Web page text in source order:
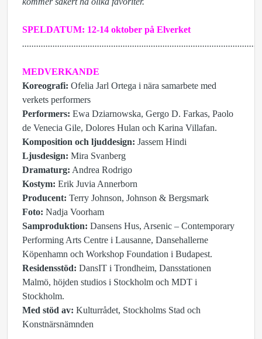
SPELDATUM: 12-14 oktober på Elverket
MEDVERKANDE
Koreografi: Ofelia Jarl Ortega i nära samarbete med
verkets performers
Performers: Ewa Dziarnowska, Gergo D. Farkas, Paolo
de Venecia Gile, Dolores Hulan och Karina Villafan.
Komposition och ljuddesign: Jassem Hindi
Ljusdesign: Mira Svanberg
Dramaturg: Andrea Rodrigo
Kostym: Erik Juvia Annerborn
Producent: Terry Johnson, Johnson & Bergsmark
Foto: Nadja Voorham
Samproduktion: Dansens Hus, Arsenic – Contemporary
Performing Arts Centre i Lausanne, Dansehallerne
Köpenhamn och Workshop Foundation i Budapest.
Residensstöd: DansIT i Trondheim, Dansstationen
Malmö, höjden studios i Stockholm och MDT i
Stockholm.
Med stöd av: Kulturrådet, Stockholms Stad och
Konstnärsnämnden